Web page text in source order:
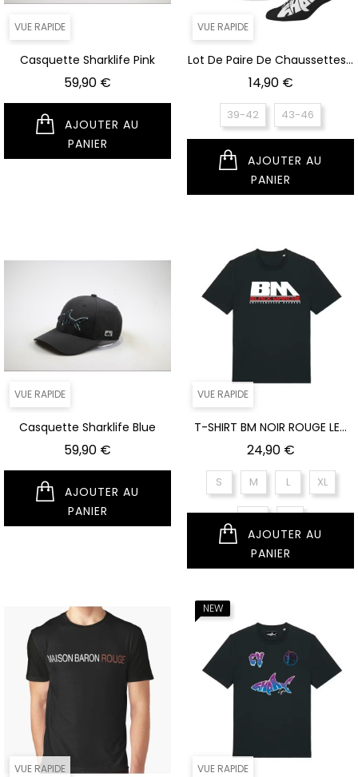
VUE RAPIDE
Casquette Sharklife Pink
59,90 €
PANIER
VUE RAPIDE
Lot De Paire De Chaussettes...
14,90 €Prix
39-42 43-46
PANIER
VUE RAPIDE
Casquette Sharklife Blue
59,90 €
PANIER
VUE RAPIDE
T-SHIRT BM NOIR ROUGE LE...
24,90 €Prix
S M L XL
PANIER
VUE RAPIDE VUE RAPIDE
NEUF